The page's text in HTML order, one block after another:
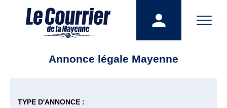
Annonce légale Mayenne
TYPE D'ANNONCE :